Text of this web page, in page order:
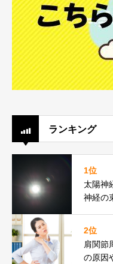
ランキング
1位
太陽神
神経の
2位
肩関節
の原因